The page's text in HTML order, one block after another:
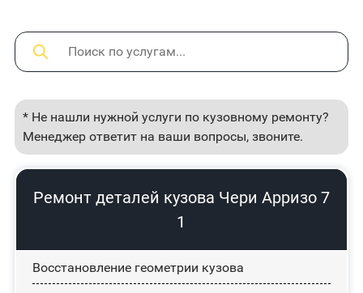
* Не нашли нужной услуги по кузовному ремонту?
Менеджер ответит на ваши вопросы, звоните.
Ремонт деталей кузова Чери Арризо 7
1
Восстановление геометрии кузова